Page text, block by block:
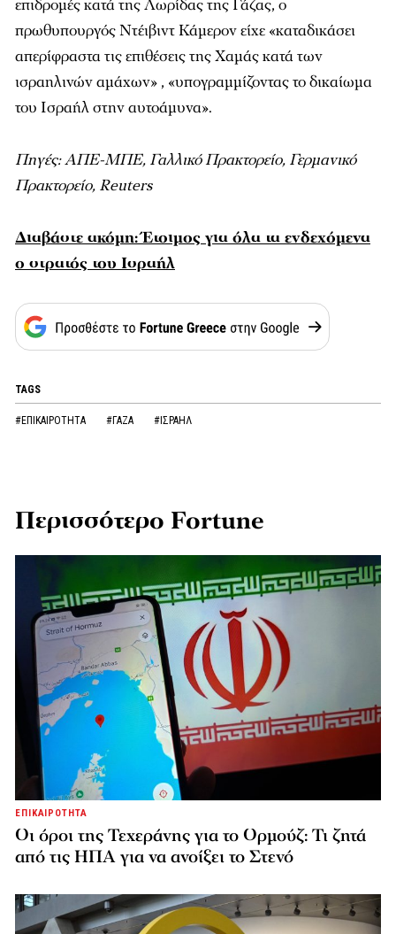
επιδρομές κατά της Λωρίδας της Γάζας, ο
πρωθυπουργός Ντέιβιντ Κάμερον είχε «καταδικάσει
απερίφραστα τις επιθέσεις της Χαμάς κατά των
ισραηλινών αμάχων» , «υπογραμμίζοντας το δικαίωμα
του Ισραήλ στην αυτοάμυνα».
Πηγές: ΑΠΕ-ΜΠΕ, Γαλλικό Πρακτορείο, Γερμανικό
Πρακτορείο, Reuters
Διαβάστε ακόμη: Έτοιμος για όλα τα ενδεχόμενα
ο στρατός του Ισραήλ
TAGS
#ΕΠΙΚΑΙΡΟΤΗΤΑ #ΓΑΖΑ #ΙΣΡΑΗΛ
Περισσότερο Fortune
ΕΠΙΚΑΙΡΟΤΗΤΑ
Οι όροι της Τεχεράνης για το Ορμούζ: Τι ζητά
από τις ΗΠΑ για να ανοίξει το Στενό